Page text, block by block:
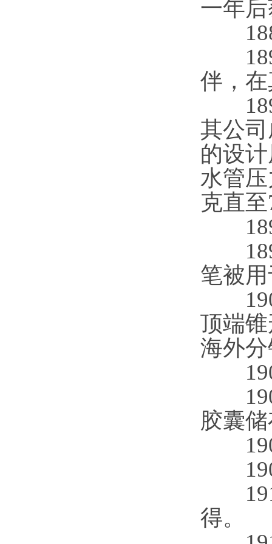
一年
1889
1892
伴，
1894
其公
的设
水管
克直
1899
笔被
1900
顶端
海外
1904
胶囊
1905
1911
得。